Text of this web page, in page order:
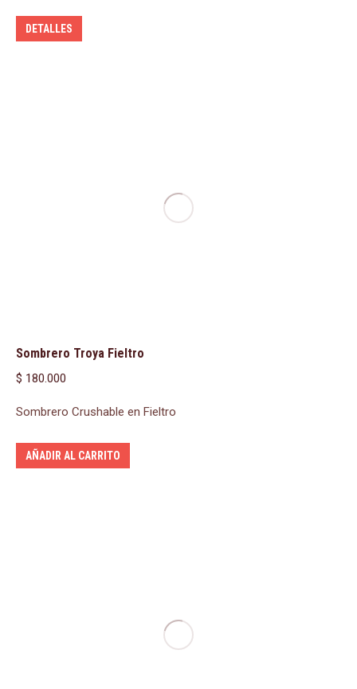
DETALLES
Sombrero Troya Fieltro
$ 180.000
Sombrero Crushable en Fieltro
AÑADIR AL CARRITO